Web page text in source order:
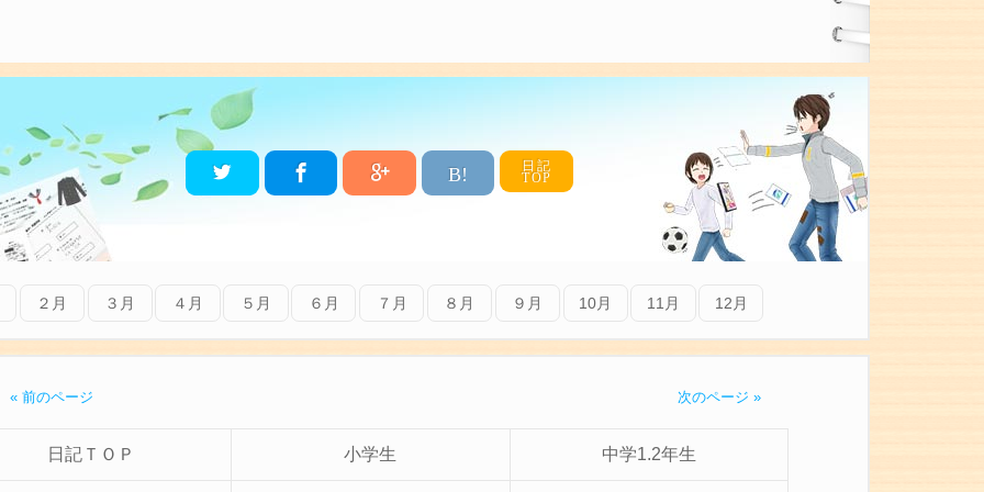
B!
日記
TOP
２月 ３月 ４月 ５月 ６月 ７月 ８月 ９月 10月 11月 12月
« 前のページ 次のページ »
日記ＴＯＰ 小学生 中学1.2年生